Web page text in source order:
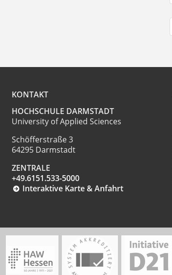
KONTAKT
HOCHSCHULE DARMSTADT
University of Applied Sciences
Schöfferstraße 3
64295 Darmstadt
ZENTRALE
+49.6151.533-5000
Interaktive Karte & Anfahrt